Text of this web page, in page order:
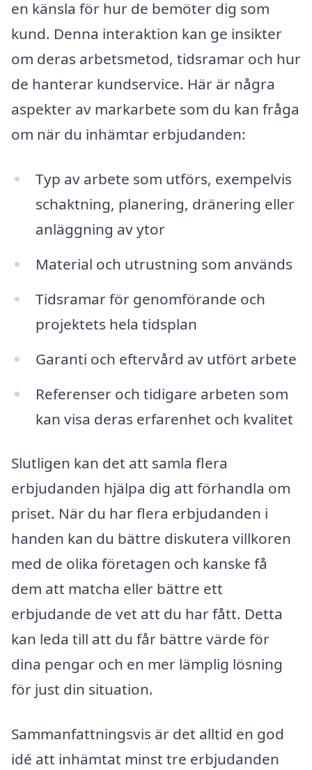
en känsla för hur de bemöter dig som
kund. Denna interaktion kan ge insikter
om deras arbetsmetod, tidsramar och hur
de hanterar kundservice. Här är några
aspekter av markarbete som du kan fråga
om när du inhämtar erbjudanden:
Typ av arbete som utförs, exempelvis
schaktning, planering, dränering eller
anläggning av ytor
Material och utrustning som används
Tidsramar för genomförande och
projektets hela tidsplan
Garanti och eftervård av utfört arbete
Referenser och tidigare arbeten som
kan visa deras erfarenhet och kvalitet
Slutligen kan det att samla flera
erbjudanden hjälpa dig att förhandla om
priset. När du har flera erbjudanden i
handen kan du bättre diskutera villkoren
med de olika företagen och kanske få
dem att matcha eller bättre ett
erbjudande de vet att du har fått. Detta
kan leda till att du får bättre värde för
dina pengar och en mer lämplig lösning
för just din situation.
Sammanfattningsvis är det alltid en god
idé att inhämtat minst tre erbjudanden